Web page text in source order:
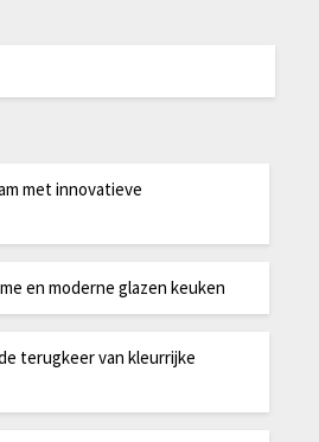
met innovatieve
en moderne glazen keuken
terugkeer van kleurrijke